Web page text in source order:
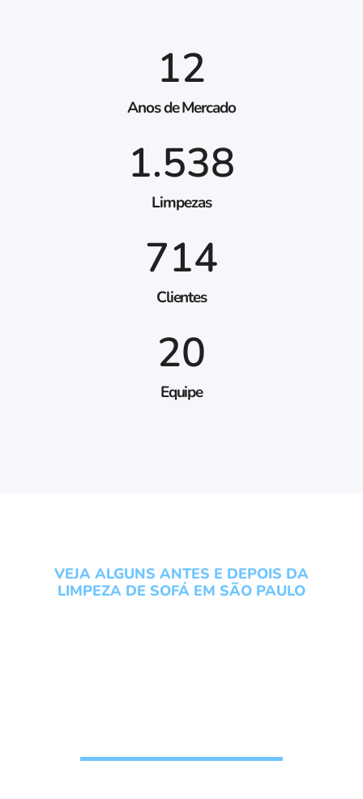
Anos de Mercado
12
Limpezas
1.538
Clientes
714
Equipe
20
VEJA ALGUNS ANTES E DEPOIS DA
LIMPEZA DE SOFÁ EM SÃO PAULO